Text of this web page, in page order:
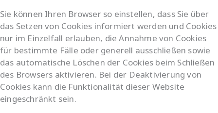
Sie können Ihren Browser so einstellen, dass Sie über
das Setzen von Cookies informiert werden und Cookies
nur im Einzelfall erlauben, die Annahme von Cookies
für bestimmte Fälle oder generell ausschließen sowie
das automatische Löschen der Cookies beim Schließen
des Browsers aktivieren. Bei der Deaktivierung von
Cookies kann die Funktionalität dieser Website
eingeschränkt sein.